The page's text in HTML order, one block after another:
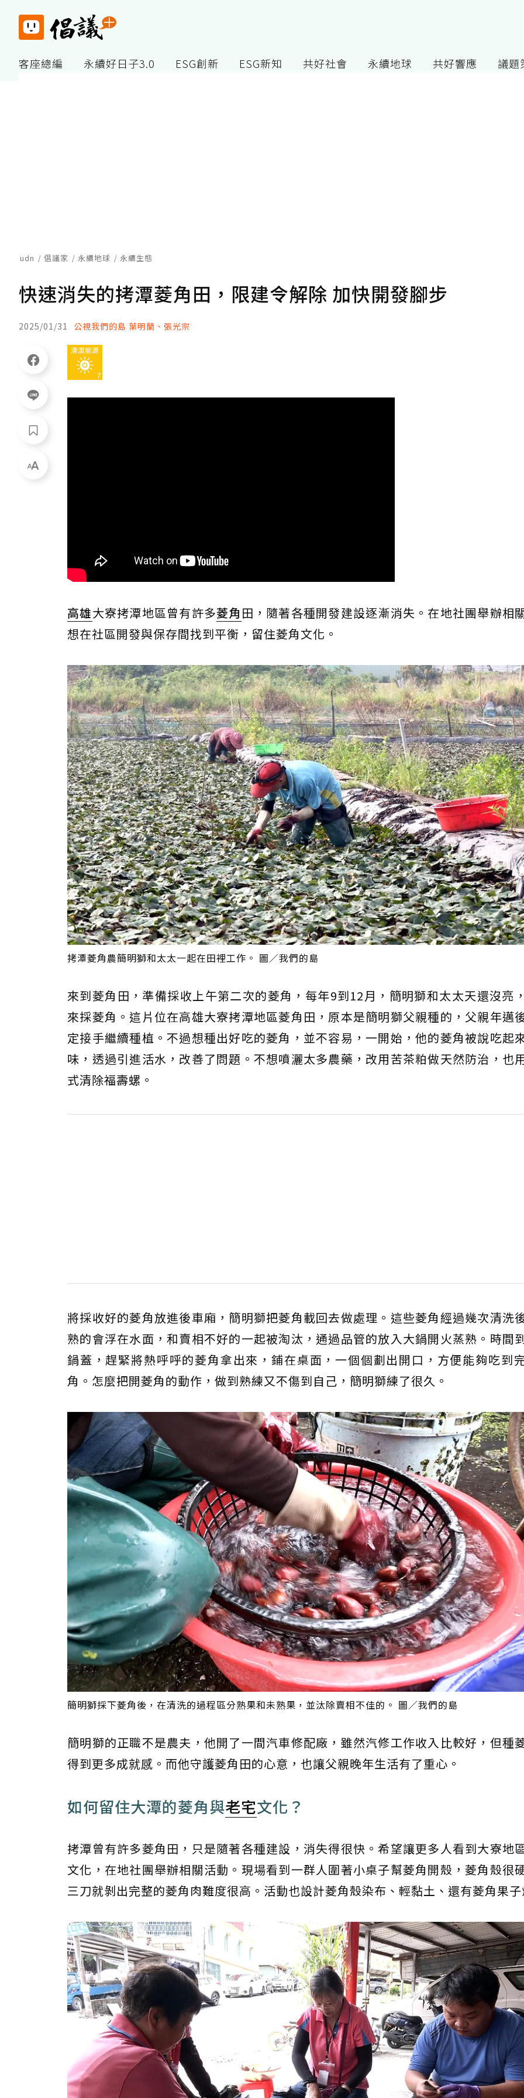
客座總編 永續好日子3.0 ESG創新 ESG新知 共好社會 永續地球 共好響應 議題
udn 倡議家 永續地球 永續生態
快速消失的拷潭菱角田，限建令解除 加快開發腳步
2025/01/31 公視我們的島 葉明蘭、張光宗
高雄大寮拷潭地區曾有許多菱角 田，隨著各種開發建設逐漸消失。在地社團舉辦相
想在社區開發與保存間找到平衡，留住菱角文化。
拷潭菱角農簡明獅和太太一起在田裡工作。 圖／我們的島
來到菱角田，準備採收上午第二次的菱角，每年9到12月，簡明獅和太太天還沒亮
來採菱角。這片位在高雄大寮拷潭地區菱角田，原本是簡明獅父親種的，父親年邁
定接手繼續種植。不過想種出好吃的菱角，並不容易，一開始，他的菱角被說吃起
味，透過引進活水，改善了問題。不想噴灑太多農藥，改用苦茶粕做天然防治，也
式清除福壽螺。
將採收好的菱角放進後車廂，簡明獅把菱角載回去做處理。這些菱角經過幾次清洗
熟的會浮在水面，和賣相不好的一起被淘汰，通過品管的放入大鍋開火蒸熟。時間
鍋蓋，趕緊將熱呼呼的菱角拿出來，鋪在桌面，一個個劃出開口，方便能夠吃到
角。怎麼把開菱角的動作，做到熟練又不傷到自己，簡明獅練了很久。
簡明獅採下菱角後，在清洗的過程區分熟果和未熟果，並汰除賣相不佳的。 圖／我們的島
簡明獅的正職不是農夫，他開了一間汽車修配廠，雖然汽修工作收入比較好，但種
得到更多成就感。而他守護菱角田的心意，也讓父親晚年生活有了重心。
如何留住大潭的菱角與老宅文化？
拷潭曾有許多菱角田，只是隨著各種建設，消失得很快。希望讓更多人看到大寮地
文化，在地社團舉辦相關活動。現場看到一群人圍著小桌子幫菱角開殼，菱角殼很
三刀就剝出完整的菱角肉難度很高。活動也設計菱角殼染布、輕黏土、還有菱角果